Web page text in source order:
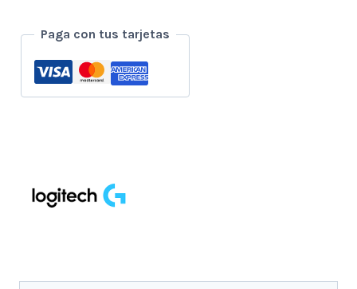
Usb
Negro
cantidad
Paga con tus tarjetas